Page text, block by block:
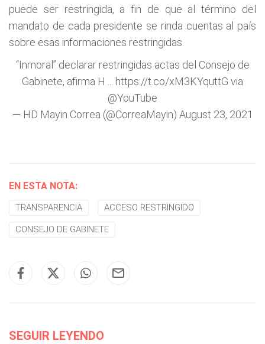
puede ser restringida, a fin de que al término del
mandato de cada presidente se rinda cuentas al país
sobre esas informaciones restringidas.
“Inmoral” declarar restringidas actas del Consejo de
Gabinete, afirma H ... https://t.co/xM3KYquttG via
@YouTube
— HD Mayin Correa (@CorreaMayin) August 23, 2021
EN ESTA NOTA:
TRANSPARENCIA ACCESO RESTRINGIDO
CONSEJO DE GABINETE
SEGUIR LEYENDO